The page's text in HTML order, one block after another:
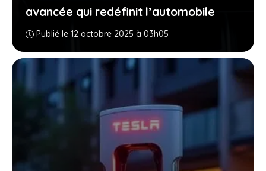
avancée qui redéfinit l’automobile
Publié le 12 octobre 2025 à 03h05